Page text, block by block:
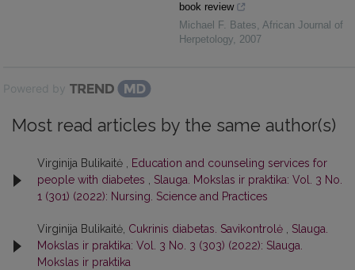
book review
Michael F. Bates, African Journal of
Herpetology, 2007
Powered by
Most read articles by the same author(s)
Virginija Bulikaitė , Education and counseling services for
people with diabetes , Slauga. Mokslas ir praktika: Vol. 3 No.
1 (301) (2022): Nursing. Science and Practices
Virginija Bulikaitė, Cukrinis diabetas. Savikontrolė , Slauga.
Mokslas ir praktika: Vol. 3 No. 3 (303) (2022): Slauga.
Mokslas ir praktika